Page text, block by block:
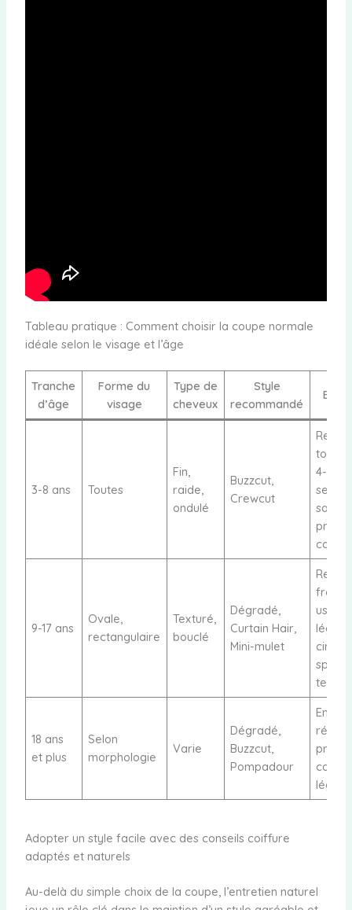
Tableau pratique : Comment choisir la coupe normale
idéale selon le visage et l’âge
Tranche
d’âge
Forme du
visage
Type de
cheveux
Style
recommandé
3-8 ans Toutes
Fin,
raide,
ondulé
Buzzcut,
Crewcut
toutes
4-6
sans
9-17 ans
Ovale,
rectangulaire
Texturé,
bouclé
Dégradé,
Curtain Hair,
Mini-mulet
usage
léger
cire
spray
18 ans
et plus
Selon
morphologie
Varie
Dégradé,
Buzzcut,
Pompadour
légers
Adopter un style facile avec des conseils coiffure
adaptés et naturels
Au-delà du simple choix de la coupe, l’entretien naturel